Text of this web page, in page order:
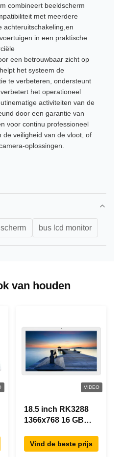
combineert beeldscherm
met meerdere
achteruitschakeling,en
in een praktische
een betrouwbaar zicht op
het systeem de
te verbeteren, ondersteunt
het operationeel
activiteiten van de
door een garantie van
voor continu professioneel
de veiligheid van de vloot, of
oplossingen.
bus lcd monitor
van houden
VIDEO
18.5 inch RK3288
1366x768 16 GB
One Android Tablet
Modern ontwerp
Vind de beste prijs